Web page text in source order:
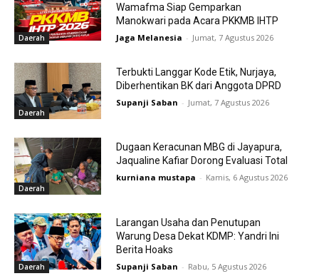
Daerah
Wamafma Siap Gemparkan
Manokwari pada Acara PKKMB IHTP
Jaga Melanesia - Jumat, 7 Agustus 2026
Daerah
Terbukti Langgar Kode Etik, Nurjaya,
Diberhentikan BK dari Anggota DPRD
Supanji Saban - Jumat, 7 Agustus 2026
Daerah
Dugaan Keracunan MBG di Jayapura,
Jaqualine Kafiar Dorong Evaluasi Total
kurniana mustapa - Kamis, 6 Agustus 2026
Daerah
Larangan Usaha dan Penutupan
Warung Desa Dekat KDMP: Yandri Ini
Berita Hoaks
Supanji Saban - Rabu, 5 Agustus 2026